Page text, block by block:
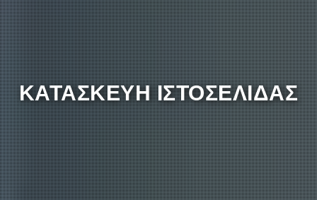
ΚΑΤΑΣΚΕΥΗ ΙΣΤΟΣΕΛΙΔΑΣ